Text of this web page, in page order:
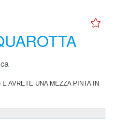
AVRETE UNA MEZZA PINTA IN